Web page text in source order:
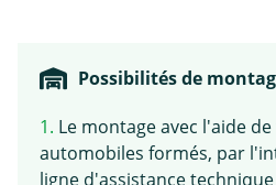
Possibilités de
1. Le montage avec l'aide
automobiles formés, par
ligne d'assistance technique